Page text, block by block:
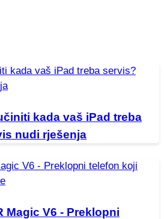
kada vaš iPad treba
nudi rješenja
Magic V6 - Preklopni